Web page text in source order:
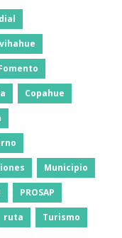
Copahue
Municipio
PROSAP
ruta Turismo